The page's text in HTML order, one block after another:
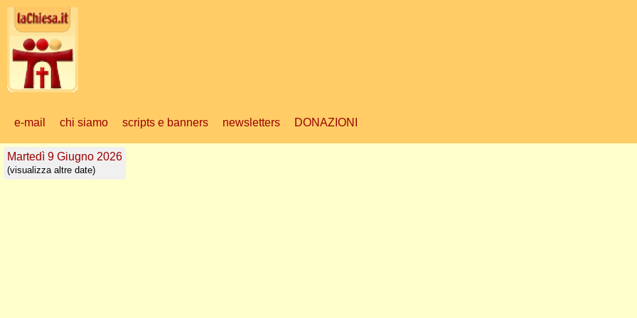
e-mail chi siamo scripts e banners newsletters DONAZIONI
Martedì 9 Giugno 2026
(visualizza altre date)